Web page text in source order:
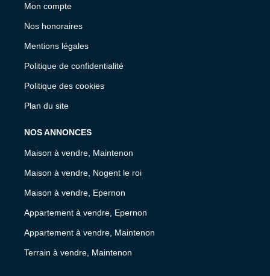
Mon compte
Nos honoraires
Mentions légales
Politique de confidentialité
Politique des cookies
Plan du site
NOS ANNONCES
Maison à vendre, Maintenon
Maison à vendre, Nogent le roi
Maison à vendre, Epernon
Appartement à vendre, Epernon
Appartement à vendre, Maintenon
Terrain à vendre, Maintenon